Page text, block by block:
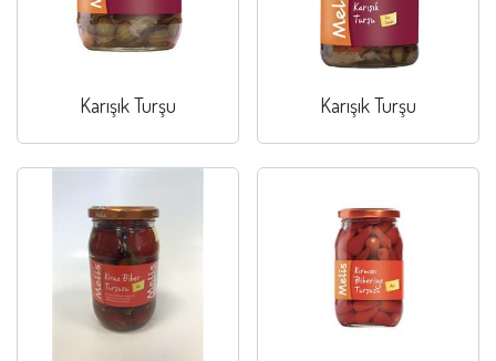
Karışık Turşu Karışık Turşu